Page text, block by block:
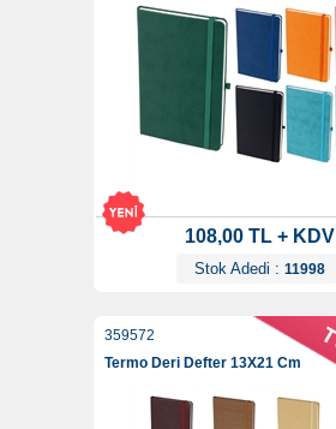
108,00 TL + KDV
Stok Adedi : 11998
359572
Termo Deri Defter 13X21 Cm